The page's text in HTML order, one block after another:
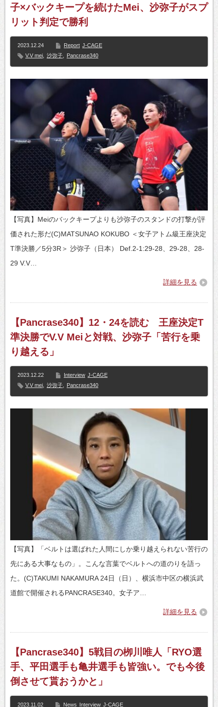
子×バックキープを続けたMei、沙弥子がスプ
リット判定で勝利
2023.12.24 Report J-CAGE
V.V mei
沙弥子 Pancrase340
【写真】Meiのバックキープよりも沙弥子のスタンドの打撃が評
価された形だ(C)MATSUNAO KOKUBO ＜女子アトム級王座決定
T準決勝／5分3R＞ 沙弥子（日本） Def.2-1:29-28、29-28、28-
29 V.V…
詳細を見る
【Pancrase340】12・24を読む 王座決定T
準決勝でV.V Meiと対戦、沙弥子「苦行を乗
り越える」
2023.12.22 Interview J-CAGE
V.V mei
沙弥子 Pancrase340
【写真】「ベルトは選ばれた人間にしか乗り越えられない苦行の
先にある大事なもの」。こんな言葉でベルトへの道のりを語っ
た。(C)TAKUMI NAKAMURA 24日（日）、横浜市中区の横浜武
道館で開催されるPANCRASE340。女子ア…
詳細を見る
【Pancrase340】5戦目の栁川唯人「RYO選
手、平田選手も亀井選手も皆強い。でも今後
倒させて貰おうかと」
2023.11.02 News Interview J-CAGE